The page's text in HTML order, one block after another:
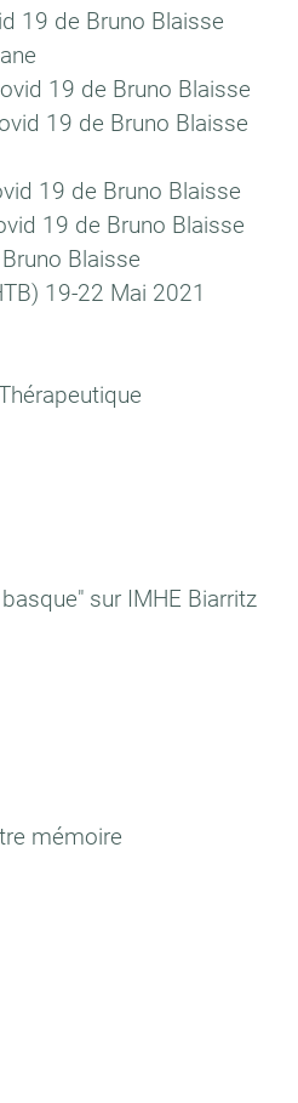
19 de Bruno Blaisse
19 de Bruno Blaisse
19 de Bruno Blaisse
19 de Bruno Blaisse
19 de Bruno Blaisse
Blaisse
19-22 Mai 2021
sur IMHE Biarritz
mémoire